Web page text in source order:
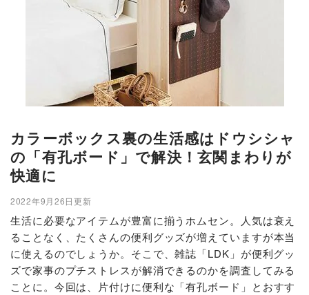
カラーボックス裏の生活感はドウシシャ
の「有孔ボード」で解決！玄関まわりが
快適に
2022年9月26日更新
生活に必要なアイテムが豊富に揃うホムセン。人気は衰え
ることなく、たくさんの便利グッズが増えていますが本当
に使えるのでしょうか。そこで、雑誌「LDK」が便利グッ
ズで家事のプチストレスが解消できるのかを調査してみる
ことに。今回は、片付けに便利な「有孔ボード」とおすす